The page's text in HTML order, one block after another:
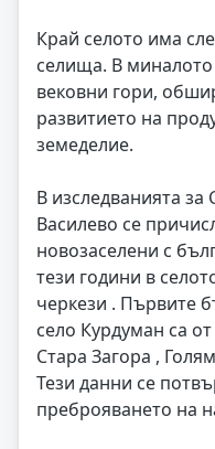
Край селото има
селища. В
вековни гори,
развитието на
земеделие.
В изследванията
Василево се
новозаселени с
тези години в
черкези . Първите
село Курдуман са
Стара Загора ,
Тези данни се
преброяването на